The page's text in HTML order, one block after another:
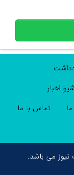
اخبار
تماس با ما
می باشد.